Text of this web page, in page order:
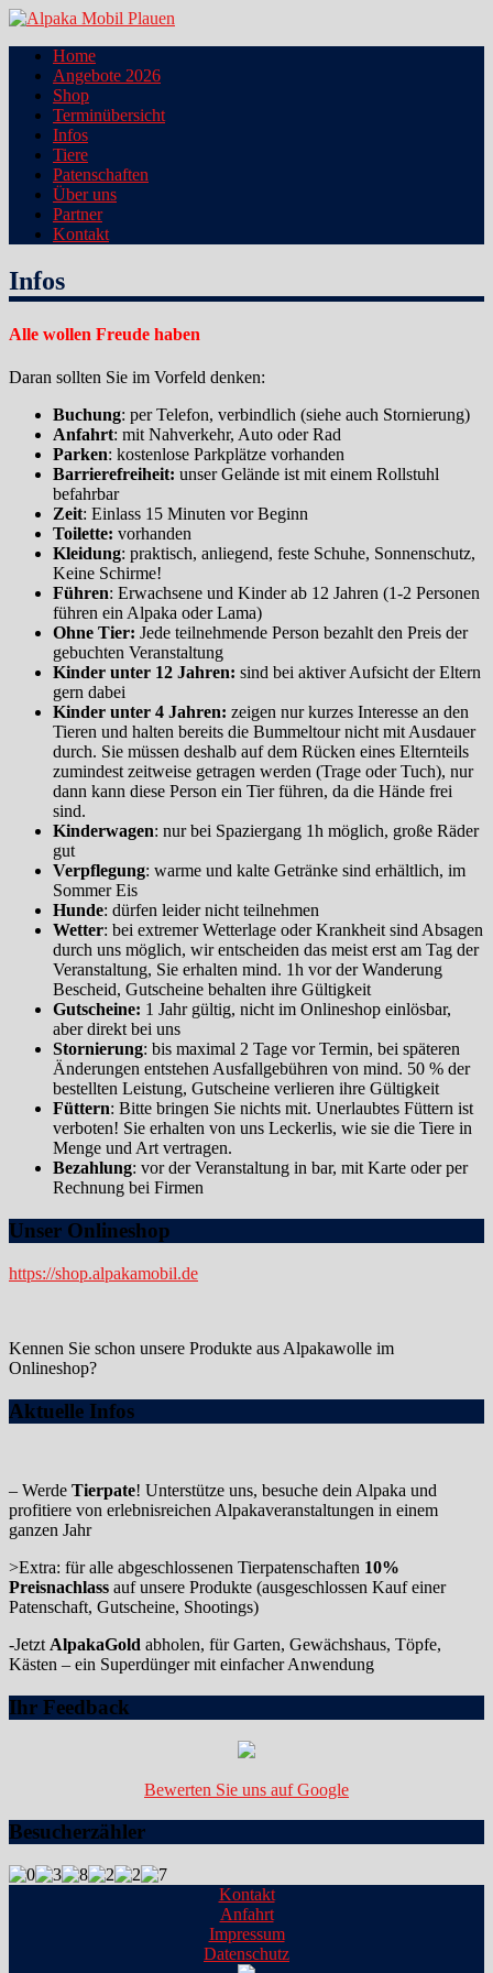
Zum
springen
Alpaka Mobil Plauen
Home
Angebote 2026
Shop
Terminübersicht
Infos
Tiere
Patenschaften
Über uns
Partner
Kontakt
Infos
Alle wollen Freude haben
Daran sollten Sie im Vorfeld denken:
Buchung: per Telefon, verbindlich (siehe auch Stornierung)
Anfahrt: mit Nahverkehr, Auto oder Rad
Parken: kostenlose Parkplätze vorhanden
Barrierefreiheit: unser Gelände ist mit einem Rollstuhl
befahrbar
Zeit: Einlass 15 Minuten vor Beginn
Toilette: vorhanden
Kleidung: praktisch, anliegend, feste Schuhe, Sonnenschutz,
Keine Schirme!
Führen: Erwachsene und Kinder ab 12 Jahren (1-2 Personen
führen ein Alpaka oder Lama)
Ohne Tier: Jede teilnehmende Person bezahlt den Preis der
gebuchten Veranstaltung
Kinder unter 12 Jahren: sind bei aktiver Aufsicht der Eltern
gern dabei
Kinder unter 4 Jahren: zeigen nur kurzes Interesse an den
Tieren und halten bereits die Bummeltour nicht mit Ausdauer
durch. Sie müssen deshalb auf dem Rücken eines Elternteils
zumindest zeitweise getragen werden (Trage oder Tuch), nur
dann kann diese Person ein Tier führen, da die Hände frei
sind.
Kinderwagen: nur bei Spaziergang 1h möglich, große Räder
gut
Verpflegung: warme und kalte Getränke sind erhältlich, im
Sommer Eis
Hunde: dürfen leider nicht teilnehmen
Wetter: bei extremer Wetterlage oder Krankheit sind Absagen
durch uns möglich, wir entscheiden das meist erst am Tag der
Veranstaltung, Sie erhalten mind. 1h vor der Wanderung
Bescheid, Gutscheine behalten ihre Gültigkeit
Gutscheine: 1 Jahr gültig, nicht im Onlineshop einlösbar,
aber direkt bei uns
Stornierung: bis maximal 2 Tage vor Termin, bei späteren
Änderungen entstehen Ausfallgebühren von mind. 50 % der
bestellten Leistung, Gutscheine verlieren ihre Gültigkeit
Füttern: Bitte bringen Sie nichts mit. Unerlaubtes Füttern ist
verboten! Sie erhalten von uns Leckerlis, wie sie die Tiere in
Menge und Art vertragen.
Bezahlung: vor der Veranstaltung in bar, mit Karte oder per
Rechnung bei Firmen
Unser Onlineshop
https://shop.alpakamobil.de
Kennen Sie schon unsere Produkte aus Alpakawolle im
Onlineshop?
Aktuelle Infos
– Werde Tierpate! Unterstütze uns, besuche dein Alpaka und
profitiere von erlebnisreichen Alpakaveranstaltungen in einem
ganzen Jahr
>Extra: für alle abgeschlossenen Tierpatenschaften 10%
Preisnachlass auf unsere Produkte (ausgeschlossen Kauf einer
Patenschaft, Gutscheine, Shootings)
-Jetzt AlpakaGold abholen, für Garten, Gewächshaus, Töpfe,
Kästen – ein Superdünger mit einfacher Anwendung
Ihr Feedback
Bewerten Sie uns auf Google
Besucherzähler
Kontakt
Anfahrt
Impressum
Datenschutz